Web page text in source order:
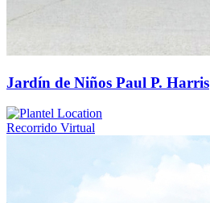
Jardín de Niños Paul P. Harris
Recorrido Virtual